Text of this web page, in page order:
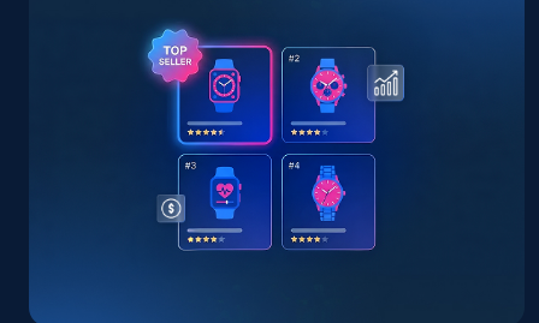
668+ 立即开始
TikTok Shop - discover records by shop url
URL, Title, Available, Description, Currency, Initial
price, Final price, Discount percent, and more.